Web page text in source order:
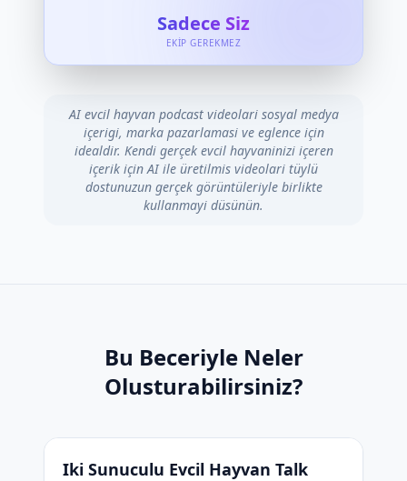
Sadece Siz
EKIP GEREKMEZ
AI evcil hayvan podcast videolari sosyal medya
içerigi, marka pazarlamasi ve eglence için
idealdir. Kendi gerçek evcil hayvaninizi içeren
içerik için AI ile üretilmis videolari tüylü
dostunuzun gerçek görüntüleriyle birlikte
kullanmayi düsünün.
Bu Beceriyle Neler
Olusturabilirsiniz?
Iki Sunuculu Evcil Hayvan Talk